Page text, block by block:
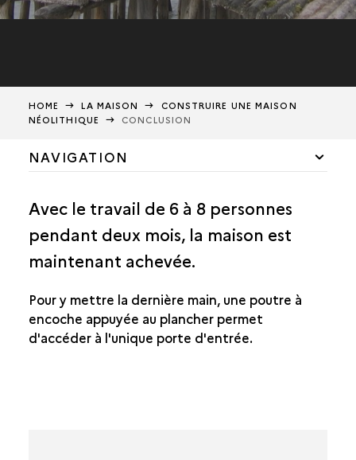
HOME LA MAISON
CONSTRUIRE UNE MAISON
NÉOLITHIQUE
CONCLUSION
NAVIGATION
CONSTRUIRE UNE MAISON NÉOLITHIQUE
REFENDRE LES TRONCS
ENFONCER LES PIEUX
ASSEMBLER
BRÊLER
Avec le travail de 6 à 8 personnes
pendant deux mois, la maison est
maintenant achevée.
Pour y mettre la dernière main, une poutre à
encoche appuyée au plancher permet
d'accéder à l'unique porte d'entrée.